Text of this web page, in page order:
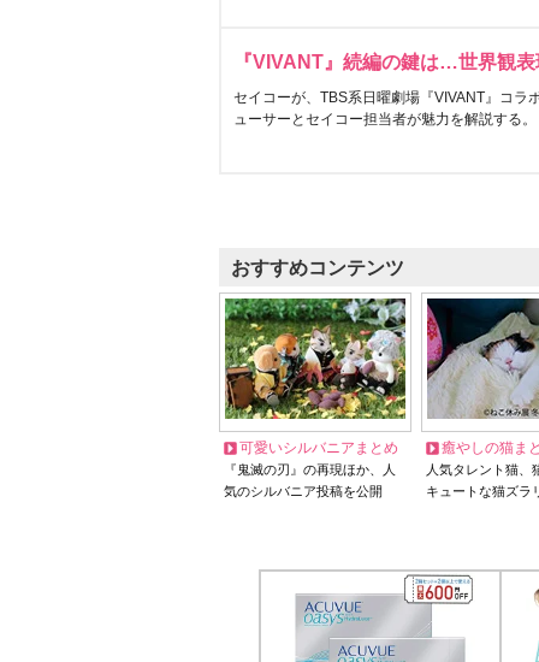
『VIVANT』続編の鍵は…世界観
セイコーが、TBS系日曜劇場『VIVANT』コラ
ューサーとセイコー担当者が魅力を解説する。
おすすめコンテンツ
可愛いシルバニアまとめ
『鬼滅の刃』の再現ほか、人
気のシルバニア投稿を公開
癒やしの猫ま
人気タレント猫
キュートな猫ズラ